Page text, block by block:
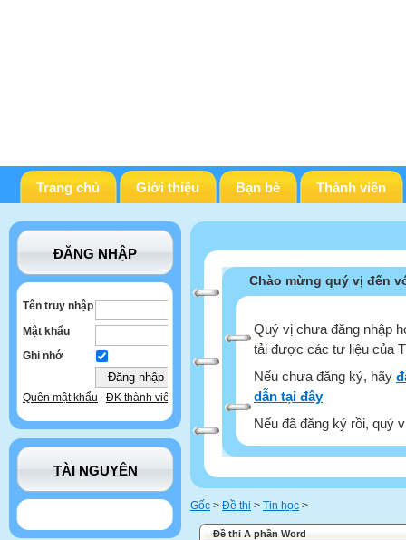
Trang chủ Giới thiệu Bạn bè Thành viên
ĐĂNG NHẬP
Tên truy nhập
Mật khẩu
Ghi nhớ
Quên mật khẩu ĐK thành viên
TÀI NGUYÊN
Chào mừng quý vị đến
Quý vị chưa đăng nhập
tải được các tư liệu của
Nếu chưa đăng ký, hãy
dẫn tại đây
Nếu đã đăng ký rồi, quý
Gốc > Đề thi > Tin học >
Đề thi A phần Word